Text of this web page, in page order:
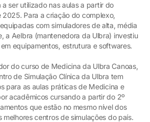
a ser utilizado nas aulas a partir do
Para a criação do complexo,
com simuladores de alta, média
a Aelbra (mantenedora da Ulbra) investiu
equipamentos, estrutura e softwares.
do curso de Medicina da Ulbra Canoas,
de Simulação Clínica da Ulbra tem
para as aulas práticas de Medicina e
acadêmicos cursando a partir do 2º
que estão no mesmo nível dos
melhores centros de simulações do país.